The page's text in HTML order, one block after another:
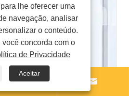
 
lhe oferecer uma
navegação, analisar
o conteúdo.
concorda com o
de Privacidade
Aceitar